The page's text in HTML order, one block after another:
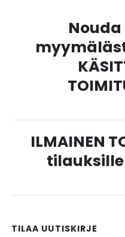
ILMAINEN
TILAA UUTISKIRJE